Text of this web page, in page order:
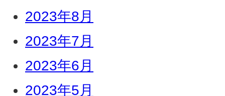
2023年8月
2023年7月
2023年6月
2023年5月